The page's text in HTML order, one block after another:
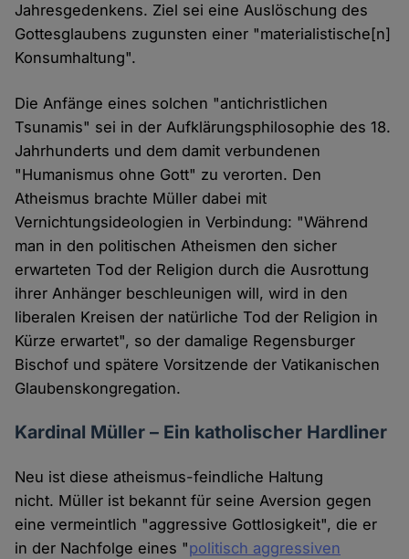
Jahresgedenkens. Ziel sei eine Auslöschung des
Gottesglaubens zugunsten einer "materialistische[n]
Konsumhaltung".
Die Anfänge eines solchen "antichristlichen
Tsunamis" sei in der Aufklärungsphilosophie des 18.
Jahrhunderts und dem damit verbundenen
"Humanismus ohne Gott" zu verorten. Den
Atheismus brachte Müller dabei mit
Vernichtungsideologien in Verbindung: "Während
man in den politischen Atheismen den sicher
erwarteten Tod der Religion durch die Ausrottung
ihrer Anhänger beschleunigen will, wird in den
liberalen Kreisen der natürliche Tod der Religion in
Kürze erwartet", so der damalige Regensburger
Bischof und spätere Vorsitzende der Vatikanischen
Glaubenskongregation.
Kardinal Müller – Ein katholischer Hardliner
Neu ist diese atheismus-feindliche Haltung
nicht. Müller ist bekannt für seine Aversion gegen
eine vermeintlich "aggressive Gottlosigkeit", die er
in der Nachfolge eines "politisch aggressiven